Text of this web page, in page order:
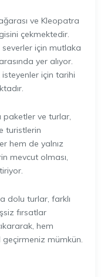
ve Kleopatra
çekmektedir.
severler için mutlaka
yer alıyor.
için tarihi
paketler ve turlar,
turistlerin
hem de yalnız
mevcut olması,
dolu turlar, farklı
fırsatlar
hem
mümkün.